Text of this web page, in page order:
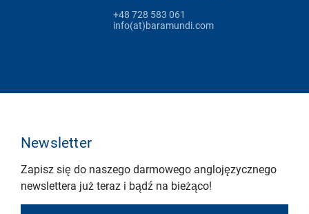
+48 728 583 061
info(at)baramundi.com
Newsletter
Zapisz się do naszego darmowego anglojęzycznego
newslettera już teraz i bądź na bieżąco!